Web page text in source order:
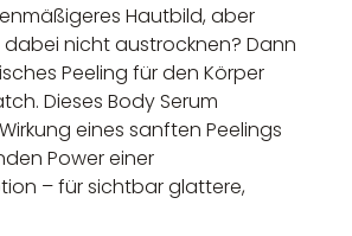
Hautbild, aber
dabei nicht austrocknen? Dann
Peeling für den Körper
Dieses Body Serum
eines sanften Peelings
Power einer
– für sichtbar glattere,